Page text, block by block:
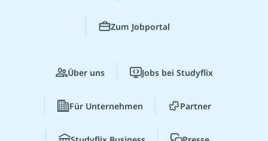
Zum Jobportal
Über uns Jobs bei Studyflix
Für Unternehmen Partner